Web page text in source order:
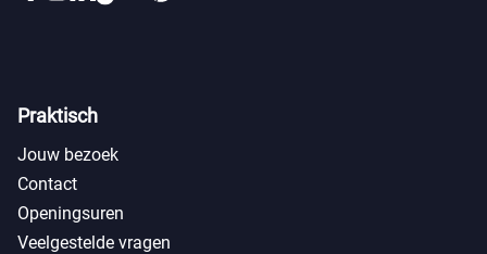
Praktisch
Jouw bezoek
Contact
Openingsuren
Veelgestelde vragen